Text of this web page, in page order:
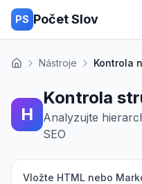
PS Počet Slov
Domů Nástroje Kontrola
H
Kontrola
Analyzujte
SEO
Vložte HTML nebo